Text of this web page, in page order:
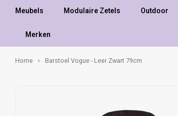
Meubels Modulaire Zetels Outdoor
Merken
Home Barstoel Vogue - Leer Zwart 79cm